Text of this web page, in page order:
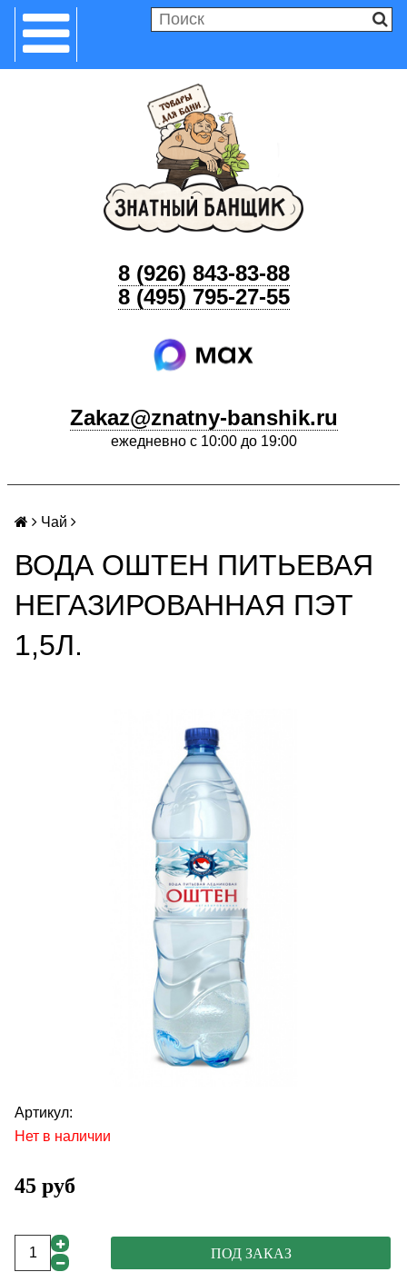
8 (926) 843-83-88
8 (495) 795-27-55
Zakaz@znatny-banshik.ru
ежедневно с 10:00 до 19:00
Чай
ВОДА ОШТЕН ПИТЬЕВАЯ
НЕГАЗИРОВАННАЯ ПЭТ
1,5Л.
Артикул:
Нет в наличии
45 руб
ПОД ЗАКАЗ